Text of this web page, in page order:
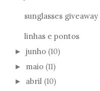
sunglasses giveaway
linhas e pontos
► junho (10)
► maio (11)
► abril (10)